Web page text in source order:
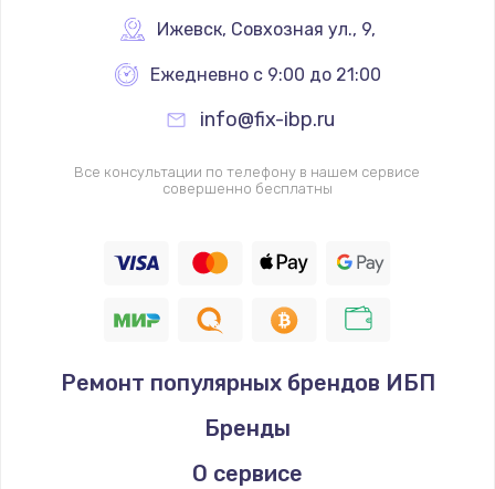
Ижевск, Совхозная ул., 9,
Ежедневно с 9:00 до 21:00
info@fix-ibp.ru
Все консультации по телефону в нашем сервисе
совершенно бесплатны
Ремонт популярных брендов ИБП
Бренды
О сервисе